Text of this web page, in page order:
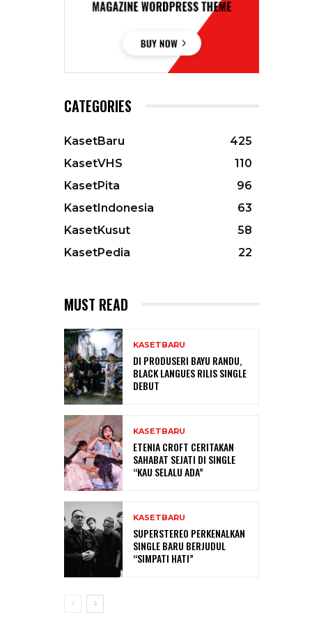
CATEGORIES
KasetBaru
425
KasetVHS
110
KasetPita
96
KasetIndonesia
63
KasetKusut
58
KasetPedia
22
MUST READ
KASETBARU
DI PRODUSERI BAYU RANDU,
BLACK LANGUES RILIS SINGLE
DEBUT
KASETBARU
ETENIA CROFT CERITAKAN
SAHABAT SEJATI DI SINGLE
“KAU SELALU ADA”
KASETBARU
SUPERSTEREO PERKENALKAN
SINGLE BARU BERJUDUL
“SIMPATI HATI”